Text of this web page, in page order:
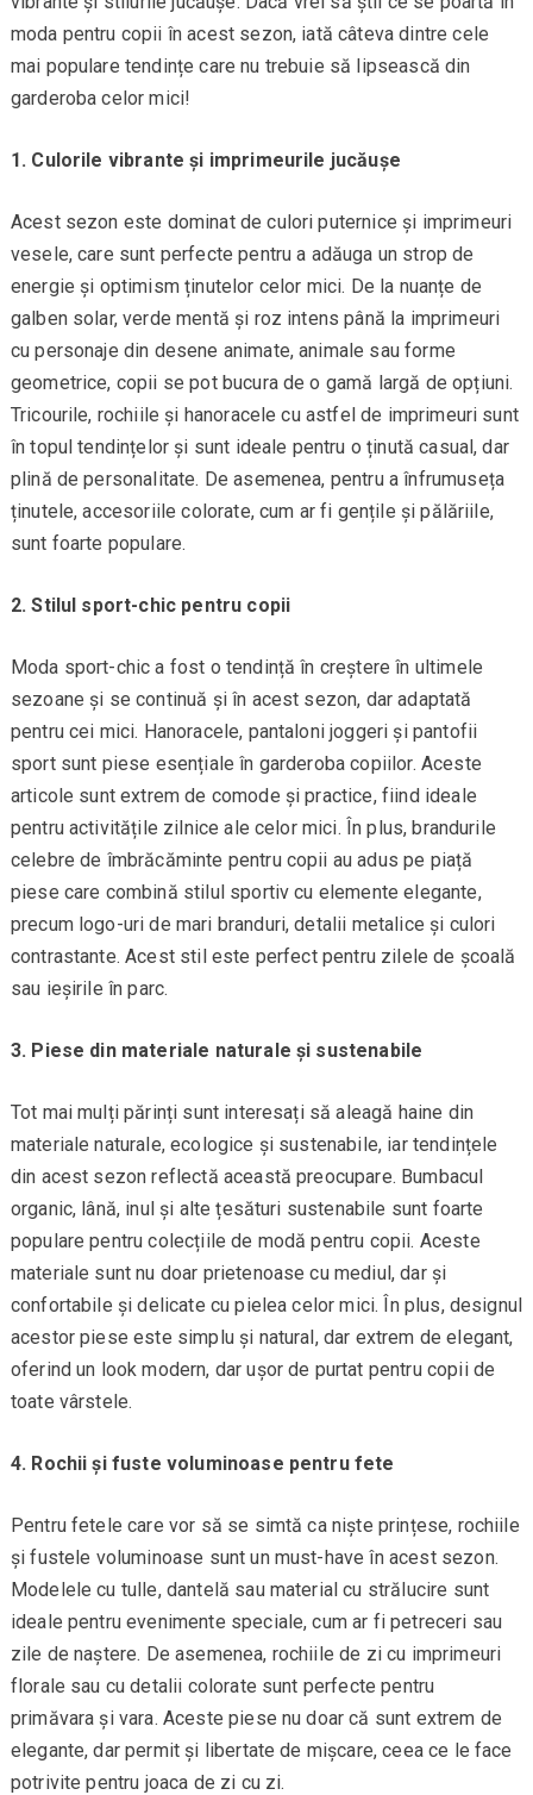
moda pentru copii în acest sezon, iată câteva dintre cele
mai populare tendințe care nu trebuie să lipsească din
garderoba celor mici!
1. Culorile vibrante și imprimeurile jucăușe
Acest sezon este dominat de culori puternice și imprimeuri
vesele, care sunt perfecte pentru a adăuga un strop de
energie și optimism ținutelor celor mici. De la nuanțe de
galben solar, verde mentă și roz intens până la imprimeuri
cu personaje din desene animate, animale sau forme
geometrice, copii se pot bucura de o gamă largă de opțiuni.
Tricourile, rochiile și hanoracele cu astfel de imprimeuri sunt
în topul tendințelor și sunt ideale pentru o ținută casual, dar
plină de personalitate. De asemenea, pentru a înfrumuseța
ținutele, accesoriile colorate, cum ar fi gențile și pălăriile,
sunt foarte populare.
2. Stilul sport-chic pentru copii
Moda sport-chic a fost o tendință în creștere în ultimele
sezoane și se continuă și în acest sezon, dar adaptată
pentru cei mici. Hanoracele, pantaloni joggeri și pantofii
sport sunt piese esențiale în garderoba copiilor. Aceste
articole sunt extrem de comode și practice, fiind ideale
pentru activitățile zilnice ale celor mici. În plus, brandurile
celebre de îmbrăcăminte pentru copii au adus pe piață
piese care combină stilul sportiv cu elemente elegante,
precum logo-uri de mari branduri, detalii metalice și culori
contrastante. Acest stil este perfect pentru zilele de școală
sau ieșirile în parc.
3. Piese din materiale naturale și sustenabile
Tot mai mulți părinți sunt interesați să aleagă haine din
materiale naturale, ecologice și sustenabile, iar tendințele
din acest sezon reflectă această preocupare. Bumbacul
organic, lână, inul și alte țesături sustenabile sunt foarte
populare pentru colecțiile de modă pentru copii. Aceste
materiale sunt nu doar prietenoase cu mediul, dar și
confortabile și delicate cu pielea celor mici. În plus, designul
acestor piese este simplu și natural, dar extrem de elegant,
oferind un look modern, dar ușor de purtat pentru copii de
toate vârstele.
4. Rochii și fuste voluminoase pentru fete
Pentru fetele care vor să se simtă ca niște prințese, rochiile
și fustele voluminoase sunt un must-have în acest sezon.
Modelele cu tulle, dantelă sau material cu strălucire sunt
ideale pentru evenimente speciale, cum ar fi petreceri sau
zile de naștere. De asemenea, rochiile de zi cu imprimeuri
florale sau cu detalii colorate sunt perfecte pentru
primăvara și vara. Aceste piese nu doar că sunt extrem de
elegante, dar permit și libertate de mișcare, ceea ce le face
potrivite pentru joaca de zi cu zi.